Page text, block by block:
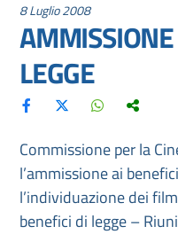
8 Luglio 2008
LEGGE
Commissione per la
l’ammissione ai
l’individuazione dei
benefici di legge –